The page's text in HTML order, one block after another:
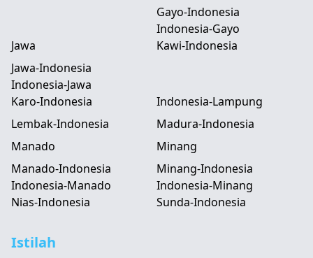
Gayo-Indonesia
Indonesia-Gayo
Jawa
Jawa-Indonesia
Indonesia-Jawa
Kawi-Indonesia
Karo-Indonesia
Indonesia-Lampung
Lembak-Indonesia
Madura-Indonesia
Manado
Manado-Indonesia
Indonesia-Manado
Minang
Minang-Indonesia
Indonesia-Minang
Nias-Indonesia
Sunda-Indonesia
Istilah